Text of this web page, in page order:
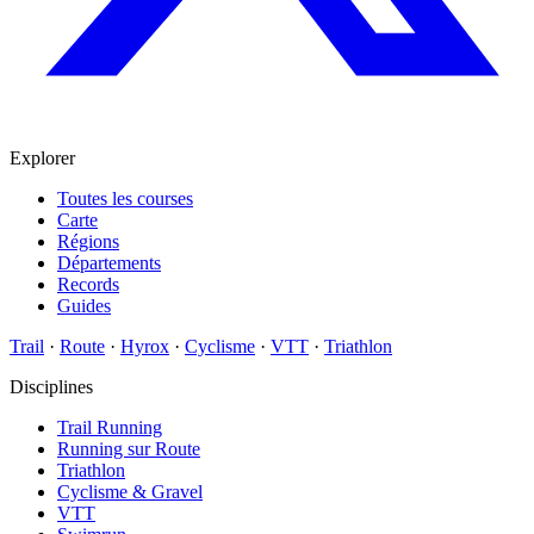
Explorer
Toutes les courses
Carte
Régions
Départements
Records
Guides
Trail · Route · Hyrox · Cyclisme · VTT · Triathlon
Disciplines
Trail Running
Running sur Route
Triathlon
Cyclisme & Gravel
VTT